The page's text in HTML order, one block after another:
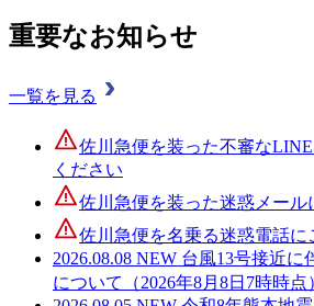
重要なお知らせ
一覧を見る
佐川急便を装った不審な
ください
佐川急便を装った迷惑メール
佐川急便を名乗る迷惑電話に
2026.08.08 NEW 台風13号接近に
について（2026年8月8日7時時点